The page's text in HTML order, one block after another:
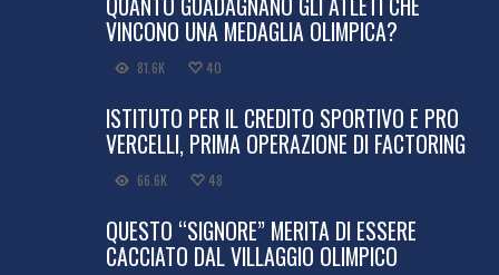
VINCONO UNA MEDAGLIA OLIMPICA?
81.6K 40
ISTITUTO PER IL CREDITO SPORTIVO E PRO
VERCELLI, PRIMA OPERAZIONE DI FACTORING
66.6K 48
QUESTO “SIGNORE” MERITA DI ESSERE
CACCIATO DAL VILLAGGIO OLIMPICO